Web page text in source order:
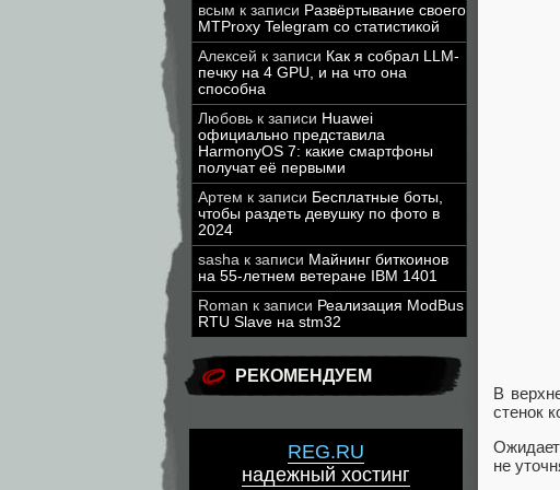
всым к записи Развёртывание своего
MTProxy Telegram со статистикой
Алексей к записи Как я собрал LLM-
печку на 4 GPU, и на что она
способна
Любовь к записи Huawei
официально представила
HarmonyOS 7: какие смартфоны
получат её первыми
Артем к записи Бесплатные боты,
чтобы раздеть девушку по фото в
2024
sasha к записи Майнинг биткоинов
на 55-летнем ветеране IBM 1401
Roman к записи Реализация ModBus
RTU Slave на stm32
РЕКОМЕНДУЕМ
REG.RU
надежный хостинг
В
стенок
не